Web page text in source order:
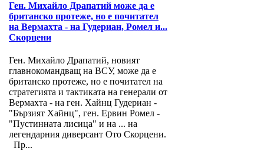
Ген. Михайло Драпатий може да е
британско протеже, но е почитател
на Вермахта - на Гудериан, Ромел и...
Скорцени
Ген. Михайло Драпатий, новият
главнокомандващ на ВСУ, може да е
британско протеже, но е почитател на
стратегията и тактиката на генерали от
Вермахта - на ген. Хайнц Гудериан -
"Бързият Хайнц", ген. Ервин Ромел -
"Пустинната лисица" и на ... на
легендарния диверсант Ото Скорцени.
Пр...